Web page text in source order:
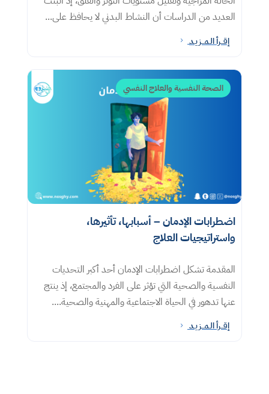
العديد من الدراسات أن النشاط البدني لا يحافظ على...
إقــرأ الـمــزيـد 5
الصحة النفسية والعلاج النفسي
اضطرابات الإدمان – أسبابها، تأثيرها،
واستراتيجيات العلاج
المقدمة تشكل اضطرابات الإدمان أحد أكبر التحديات
النفسية والصحية التي تؤثر على الفرد والمجتمع، إذ ينتج
عنها تدهور في الحياة الاجتماعية والمهنية والصحية....
إقــرأ الـمــزيـد 5